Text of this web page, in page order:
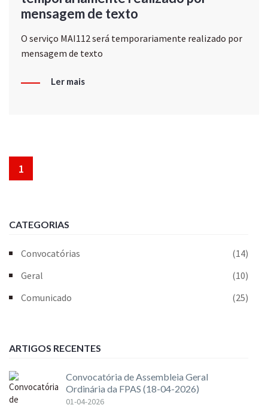
mensagem de texto
O serviço MAI112 será temporariamente realizado por
mensagem de texto
Ler mais
1
CATEGORIAS
Convocatórias
(14)
Geral
(10)
Comunicado
(25)
ARTIGOS RECENTES
Convocatória de Assembleia Geral
Ordinária da FPAS (18-04-2026)
01-04-2026